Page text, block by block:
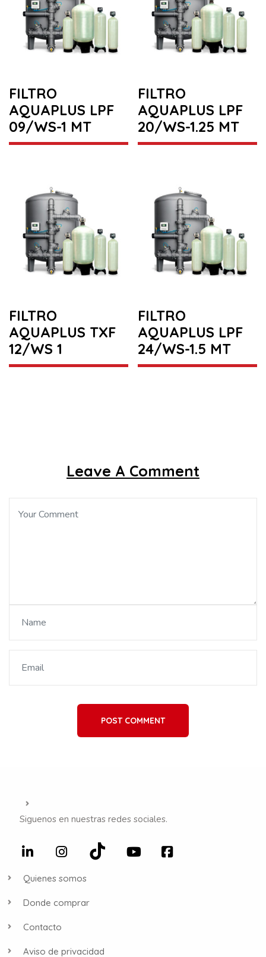
FILTRO
AQUAPLUS LPF
09/WS-1 MT
FILTRO
AQUAPLUS LPF
20/WS-1.25 MT
FILTRO
AQUAPLUS TXF
12/WS 1
FILTRO
AQUAPLUS LPF
24/WS-1.5 MT
Leave A Comment
POST COMMENT
Siguenos en nuestras redes sociales.
Quienes somos
Donde comprar
Contacto
Aviso de privacidad